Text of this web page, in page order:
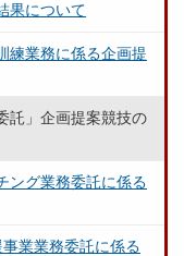
果について
練業務に係る企画提
託」企画提案競技の
ング業務委託に係る
業業務委託に係る